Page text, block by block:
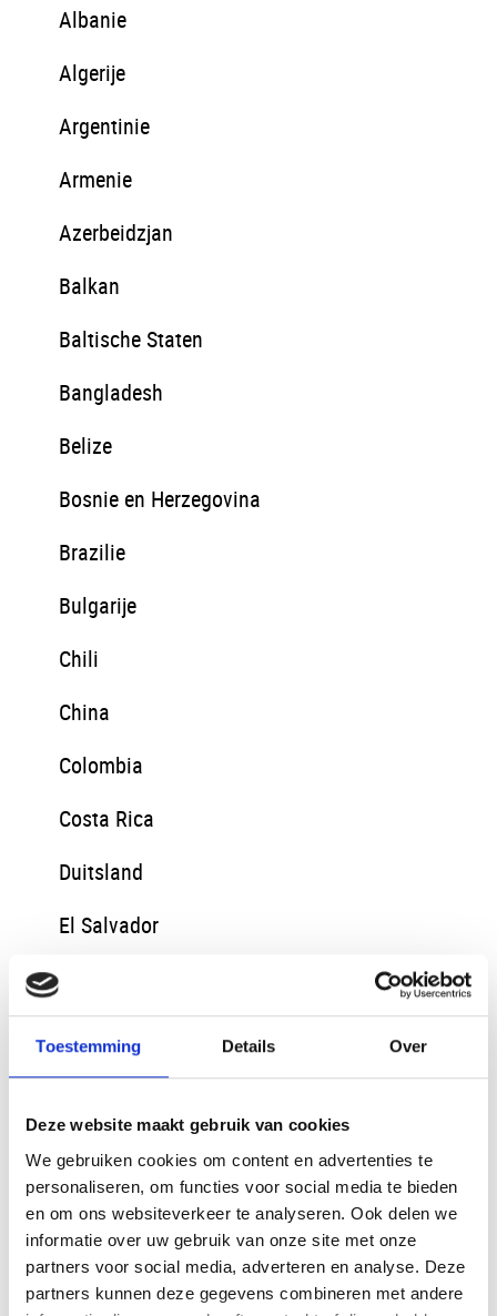
Toestemming Details Over
Deze website maakt gebruik van cookies
We gebruiken cookies om content en advertenties te
personaliseren, om functies voor social media te bieden
en om ons websiteverkeer te analyseren. Ook delen we
informatie over uw gebruik van onze site met onze
partners voor social media, adverteren en analyse. Deze
partners kunnen deze gegevens combineren met andere
Albanie
Algerije
Argentinie
Armenie
Azerbeidzjan
Balkan
Baltische Staten
Bangladesh
Belize
Bosnie en Herzegovina
Brazilie
Bulgarije
Chili
China
Colombia
Costa Rica
Duitsland
El Salvador
Estland
Ethiopie
Finland
Georgie
Griekenland
Guatemala